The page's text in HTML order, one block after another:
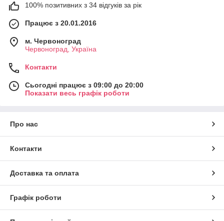
100% позитивних з 34 відгуків за рік
Працює з 20.01.2016
м. Червоноград
Червоноград, Україна
Контакти
Сьогодні працює з 09:00 до 20:00
Показати весь графік роботи
Про нас
Контакти
Доставка та оплата
Графік роботи